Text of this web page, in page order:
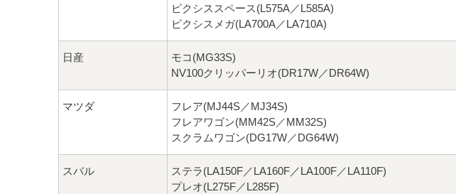
ピクシススペース(L575A／L585A)
ピクシスメガ(LA700A／LA710A)
日産
モコ(MG33S)
NV100クリッパーリオ(DR17W／DR64W)
マツダ
フレア(MJ44S／MJ34S)
フレアワゴン(MM42S／MM32S)
スクラムワゴン(DG17W／DG64W)
スバル
ステラ(LA150F／LA160F／LA100F／LA110F)
プレオ(L275F／L285F)